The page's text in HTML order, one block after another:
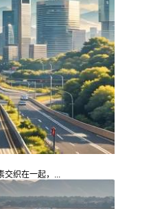
织在一起，...